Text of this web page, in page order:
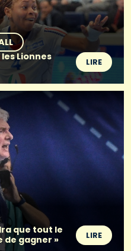
Lionnes
LIRE
que tout le
de gagner »
LIRE